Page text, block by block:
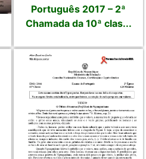
Português 2017 – 2ª
Chamada da 10ª clas...